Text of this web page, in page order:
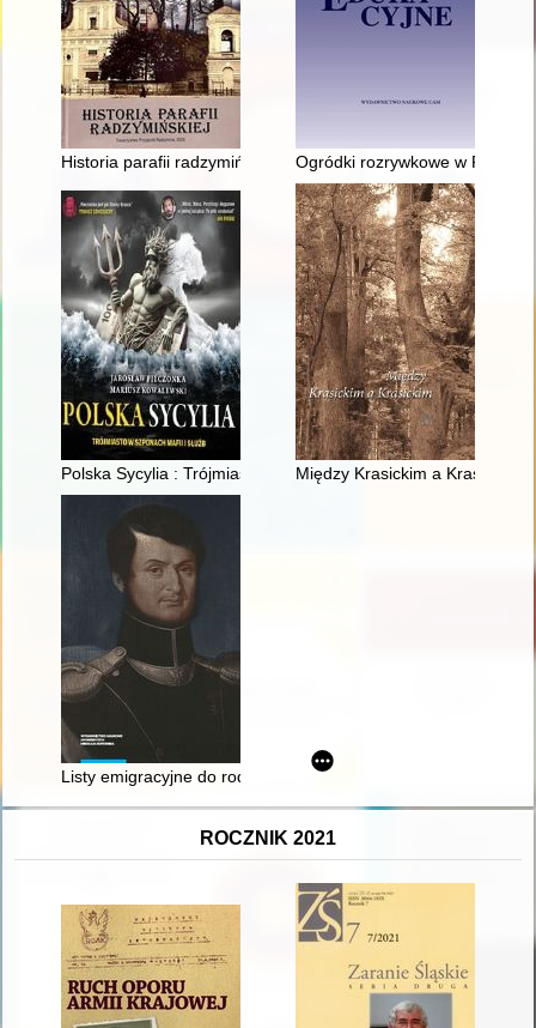
Historia parafii radzymińskiej Ogródki rozrywkowe w
Polska Sycylia : Trójmiasto w szponach mafii i służb
Między Krasickim a Krasickim
Listy emigracyjne do rodziców : (z dołączeniem listów
ROCZNIK 2021